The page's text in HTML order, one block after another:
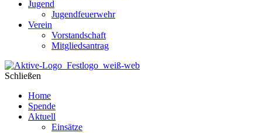
Jugend
Jugendfeuerwehr
Verein
Vorstandschaft
Mitgliedsantrag
Schließen
Home
Spende
Aktuell
Einsätze